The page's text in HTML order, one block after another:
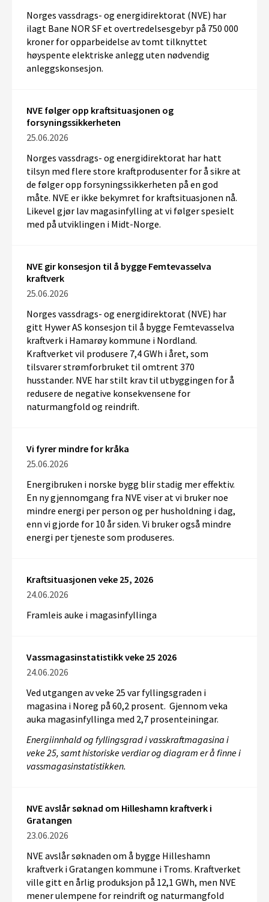
Norges vassdrags- og energidirektorat (NVE) har
ilagt Bane NOR SF et overtredelsesgebyr på 750 000
kroner for opparbeidelse av tomt tilknyttet
høyspente elektriske anlegg uten nødvendig
anleggskonsesjon.
NVE følger opp kraftsituasjonen og
forsyningssikkerheten
25.06.2026
Norges vassdrags- og energidirektorat har hatt
tilsyn med flere store kraftprodusenter forå sikre at
de følger opp forsyningssikkerheten på en god
måte. NVE er ikke bekymret for kraftsituasjonen nå.
Likevel gjør lav magasinfylling at vi følger spesielt
med på utviklingen i Midt-Norge.
NVE gir konsesjon til å bygge Femtevasselva
kraftverk
25.06.2026
Norges vassdrags- og energidirektorat (NVE) har
gitt HywerAS konsesjon til å bygge Femtevasselva
kraftverk i Hamarøy kommune i Nordland.
Kraftverket vil produsere 7,4 GWh i året, som
tilsvarer strømforbruket til omtrent 370
husstander. NVE har stilt krav til utbyggingen for å
redusere de negative konsekvensene for
naturmangfold og reindrift.
Vi fyrer mindre for kråka
25.06.2026
Energibruken i norske bygg blir stadig mer effektiv.
En ny gjennomgang fra NVE viser at vi bruker noe
mindre energi per person og per husholdning i dag,
enn vi gjorde for 10 år siden. Vi bruker også mindre
energi per tjeneste som produseres.
Kraftsituasjonen veke 25, 2026
24.06.2026
Framleis auke i magasinfyllinga
Vassmagasinstatistikk veke 25 2026
24.06.2026
Ved utgangen av veke 25 var fyllingsgraden i
magasina i Noreg på 60,2 prosent. Gjennom veka
auka magasinfyllinga med 2,7 prosenteiningar.
Energiinnhald og fyllingsgrad i vasskraftmagasina i
veke 25, samt historiske verdiar og diagram er å finne i
vassmagasinstatistikken.
NVE avslår søknad om Hilleshamn kraftverk i
Gratangen
23.06.2026
NVE avslårsøknaden om å bygge Hilleshamn
kraftverk i Gratangen kommune i Troms. Kraftverket
ville gitt en årlig produksjon på 12,1 GWh, men NVE
menerulempene for reindrift og naturmangfold